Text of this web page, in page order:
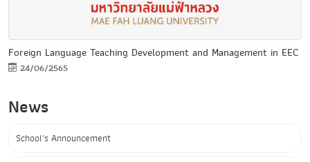
Foreign Language Teaching Development and Management in EEC
24/06/2565
News
School's Announcement